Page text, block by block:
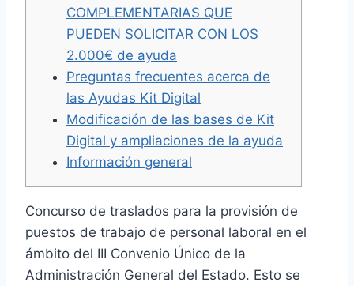
COMPLEMENTARIAS QUE
PUEDEN SOLICITAR CON LOS
2.000€ de ayuda
Preguntas frecuentes acerca de
las Ayudas Kit Digital
Modificación de las bases de Kit
Digital y ampliaciones de la ayuda
Información general
Concurso de traslados para la provisión de
puestos de trabajo de personal laboral en el
ámbito del III Convenio Único de la
Administración General del Estado. Esto se